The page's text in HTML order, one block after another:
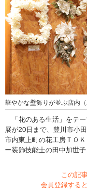
華やかな壁飾りが並ぶ店内（
「花のある生活」をテー
展が20日まで、豊川市小
市内東上町の花工房ＴＯ
ー装飾技能士の田中加世
この記
会員登録する